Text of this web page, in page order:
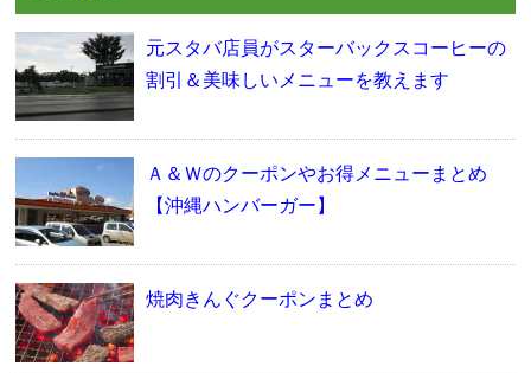
元スタバ店員がスターバックスコーヒーの
割引＆美味しいメニューを教えます
Ａ＆Ｗのクーポンやお得メニューまとめ
【沖縄ハンバーガー】
焼肉きんぐクーポンまとめ